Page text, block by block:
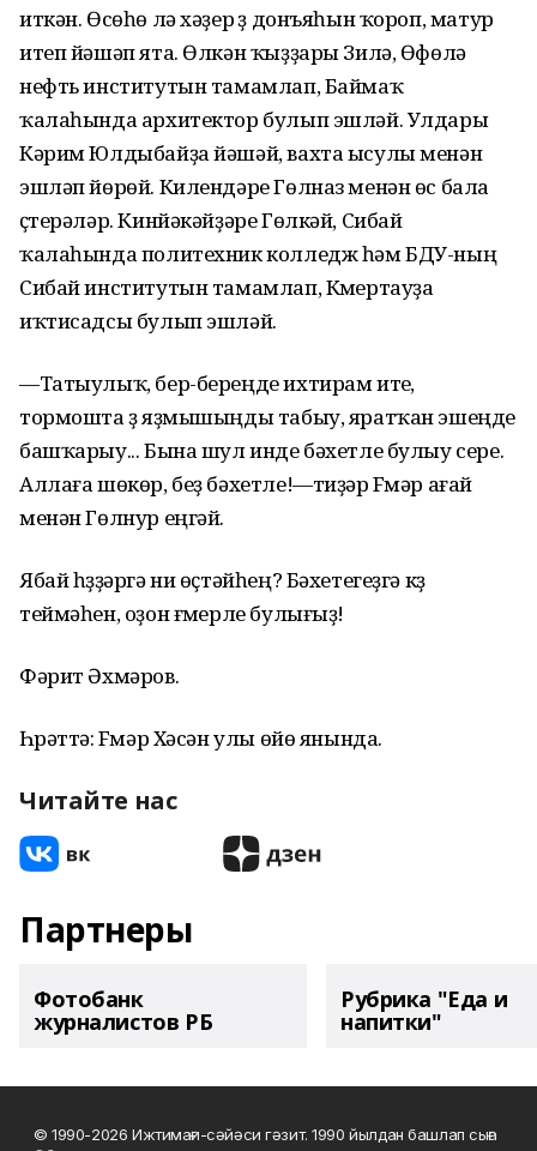
иткән. Өсөһө лә хәҙер үҙ донъяһын ҡороп, матур
итеп йәшәп ята. Өлкән ҡыҙҙары Зилә, Өфөлә
нефть институтын тамамлап, Баймаҡ
ҡалаһында архитектор булып эшләй. Улдары
Кәрим Юлдыбайҙа йәшәй, вахта ысулы менән
эшләп йөрөй. Килендәре Гөлназ менән өс бала
үҫтерәләр. Кинйәкәйҙәре Гөлкәй, Сибай
ҡалаһында политехник колледж һәм БДУ-ның
Сибай институтын тамамлап, Күмертауҙа
иҡтисадсы булып эшләй.
—Татыулыҡ, бер-береңде ихтирам итеү,
тормошта үҙ яҙмышыңды табыу, яратҡан эшеңде
башҡарыу... Бына шул инде бәхетле булыу сере.
Аллаға шөкөр, беҙ бәхетле!—тиҙәр Fүмәр ағай
менән Гөлнур еңгәй.
Ябай һүҙҙәргә ни өҫтәйһең? Бәхетегеҙгә күҙ
теймәһен, оҙон ғүмерле булығыҙ!
Фәрит Әхмәров.
Һүрәттә: Fүмәр Хәсән улы өйө янында.
Читайте нас
Партнеры
Фотобанк
журналистов РБ
Рубрика "Еда и
напитки"
© 1990-2026 Ижтимағи-сәйәси гәзит. 1990 йылдан башлап сыға